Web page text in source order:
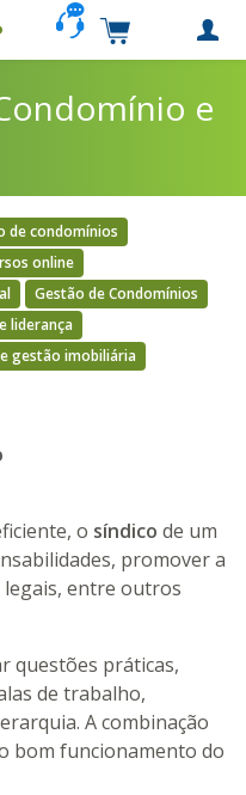
Carrinho de
e
de condomínios
online
Gestão de Condomínios
liderança
gestão imobiliária
o síndico de um
promover a
entre outros
questões práticas,
de trabalho,
A combinação
bom funcionamento do